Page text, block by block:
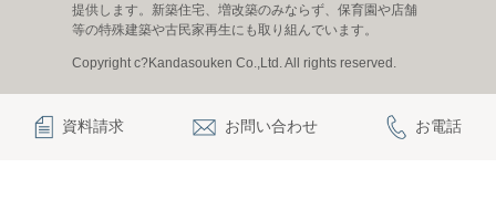
提供します。新築住宅、増改築のみならず、保育園や店舗
等の特殊建築や古民家再生にも取り組んでいます。
Copyright c?Kandasouken Co.,Ltd. All rights reserved.
資料請求 お問い合わせ お電話